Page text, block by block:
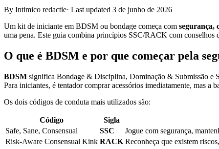
By Intimico redactie· Last updated 3 de junho de 2026
Um kit de iniciante em BDSM ou bondage começa com segurança,
uma pena. Este guia combina princípios SSC/RACK com conselhos
O que é BDSM e por que começar pela
BDSM significa Bondage & Disciplina, Dominação & Submissão e
Para iniciantes, é tentador comprar acessórios imediatamente, mas a
Os dois códigos de conduta mais utilizados são:
Código Sigla
Safe, Sane, Consensual
SSC
Jogue com segurança,
Risk-Aware Consensual Kink RACK Reconheça que existem